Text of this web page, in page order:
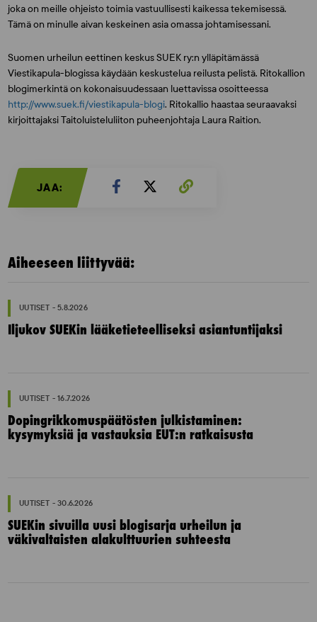
joka on meille ohjeisto toimia vastuullisesti kaikessa tekemisessä.
Tämä on minulle aivan keskeinen asia omassa johtamisessani.
Suomen urheilun eettinen keskus SUEK ry:n ylläpitämässä
Viestikapula-blogissa käydään keskustelua reilusta pelistä. Ritokallion
blogimerkintä on kokonaisuudessaan luettavissa osoitteessa
http://www.suek.fi/viestikapula-blogi. Ritokallio haastaa seuraavaksi
kirjoittajaksi Taitoluisteluliiton puheenjohtaja Laura Raition.
JAA:
Aiheeseen liittyvää:
UUTISET - 5.8.2026
Iljukov SUEKin lääketieteelliseksi asiantuntijaksi
UUTISET - 16.7.2026
Dopingrikkomuspäätösten julkistaminen:
kysymyksiä ja vastauksia EUT:n ratkaisusta
UUTISET - 30.6.2026
SUEKin sivuilla uusi blogisarja urheilun ja
väkivaltaisten alakulttuurien suhteesta